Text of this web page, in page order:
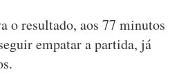
o resultado, aos 77 minutos
empatar a partida, já